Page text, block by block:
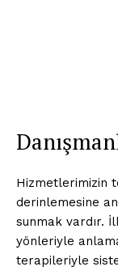
Hizmetlerimizin
derinlemesine
sunmak vardır.
yönleriyle
terapileriyle